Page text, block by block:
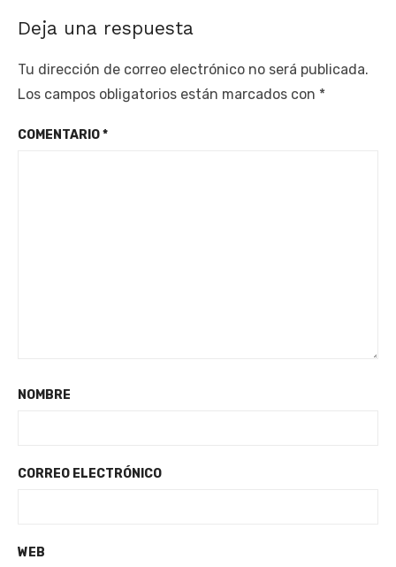
Deja una respuesta
Tu dirección de correo electrónico no será publicada.
Los campos obligatorios están marcados con *
COMENTARIO*
NOMBRE
CORREO ELECTRÓNICO
WEB